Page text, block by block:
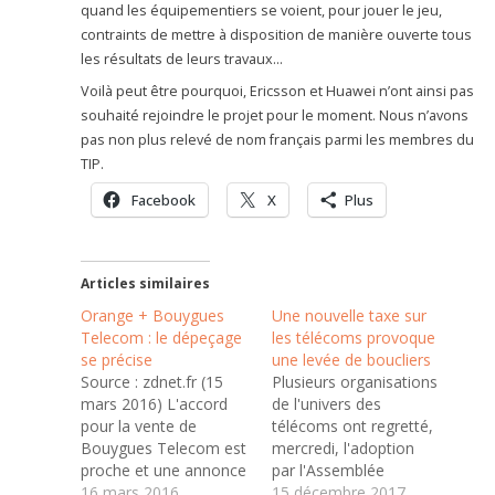
quand les équipementiers se voient, pour jouer le jeu,
contraints de mettre à disposition de manière ouverte tous
les résultats de leurs travaux…
Voilà peut être pourquoi, Ericsson et Huawei n’ont ainsi pas
souhaité rejoindre le projet pour le moment. Nous n’avons
pas non plus relevé de nom français parmi les membres du
TIP.
Facebook X Plus
Articles similaires
Orange + Bouygues
Telecom : le dépeçage
se précise
Source : zdnet.fr (15
mars 2016) L'accord
pour la vente de
Bouygues Telecom est
proche et une annonce
Une nouvelle taxe sur
les télécoms provoque
une levée de boucliers
Plusieurs organisations
de l'univers des
télécoms ont regretté,
mercredi, l'adoption
par l'Assemblée